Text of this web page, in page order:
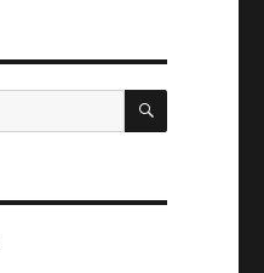
SØK